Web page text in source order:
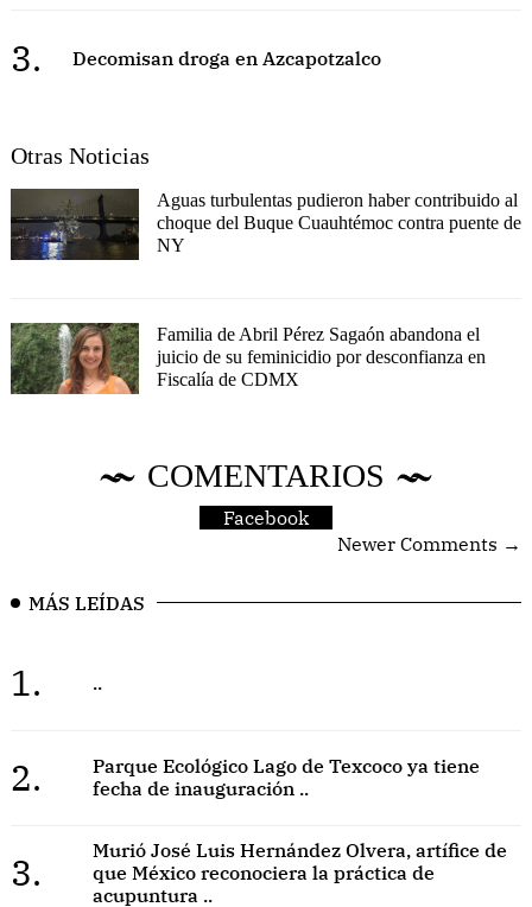
3. Decomisan droga en Azcapotzalco
Otras Noticias
Aguas turbulentas pudieron haber contribuido al
choque del Buque Cuauhtémoc contra puente de
NY
Familia de Abril Pérez Sagaón abandona el
juicio de su feminicidio por desconfianza en
Fiscalía de CDMX
COMENTARIOS
Facebook
Newer Comments →
MÁS LEÍDAS
1. ..
2.
Parque Ecológico Lago de Texcoco ya tiene
fecha de inauguración ..
3.
Murió José Luis Hernández Olvera, artífice de
que México reconociera la práctica de
acupuntura ..